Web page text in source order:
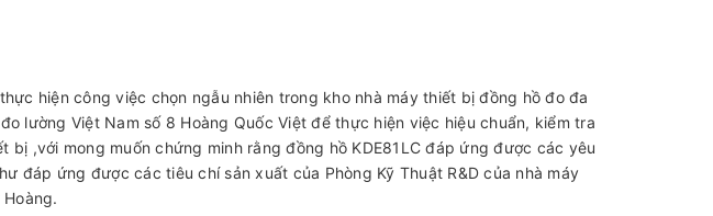
hiện công việc chọn ngẫu nhiên trong kho nhà máy thiết bị đồng hồ đo đa
lường Việt Nam số 8 Hoàng Quốc Việt để thực hiện việc hiệu chuẩn, kiểm tra
,với mong muốn chứng minh rằng đồng hồ KDE81LC đáp ứng được các yêu
đáp ứng được các tiêu chí sản xuất của Phòng Kỹ Thuật R&D của nhà máy